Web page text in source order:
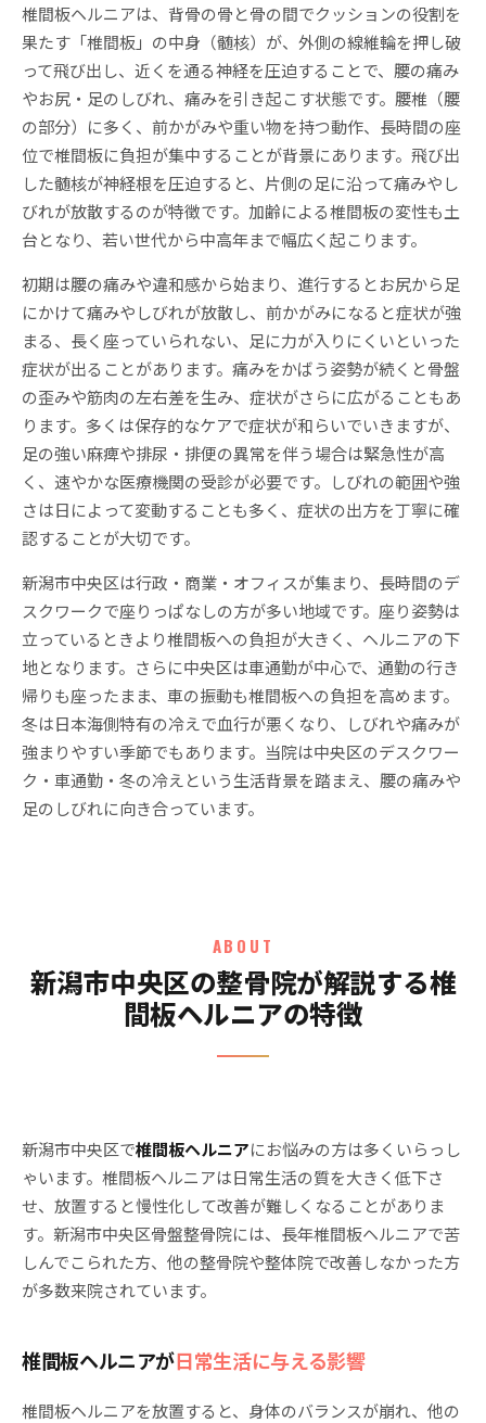
椎間板ヘルニアは、背骨の骨と骨の間でクッションの役割を
果たす「椎間板」の中身（髄核）が、外側の線維輪を押し破
って飛び出し、近くを通る神経を圧迫することで、腰の痛み
やお尻・足のしびれ、痛みを引き起こす状態です。腰椎（腰
の部分）に多く、前かがみや重い物を持つ動作、長時間の座
位で椎間板に負担が集中することが背景にあります。飛び出
した髄核が神経根を圧迫すると、片側の足に沿って痛みやし
びれが放散するのが特徴です。加齢による椎間板の変性も土
台となり、若い世代から中高年まで幅広く起こります。
初期は腰の痛みや違和感から始まり、進行するとお尻から足
にかけて痛みやしびれが放散し、前かがみになると症状が強
まる、長く座っていられない、足に力が入りにくいといった
症状が出ることがあります。痛みをかばう姿勢が続くと骨盤
の歪みや筋肉の左右差を生み、症状がさらに広がることもあ
ります。多くは保存的なケアで症状が和らいでいきますが、
足の強い麻痺や排尿・排便の異常を伴う場合は緊急性が高
く、速やかな医療機関の受診が必要です。しびれの範囲や強
さは日によって変動することも多く、症状の出方を丁寧に確
認することが大切です。
新潟市中央区は行政・商業・オフィスが集まり、長時間のデ
スクワークで座りっぱなしの方が多い地域です。座り姿勢は
立っているときより椎間板への負担が大きく、ヘルニアの下
地となります。さらに中央区は車通勤が中心で、通勤の行き
帰りも座ったまま、車の振動も椎間板への負担を高めます。
冬は日本海側特有の冷えで血行が悪くなり、しびれや痛みが
強まりやすい季節でもあります。当院は中央区のデスクワー
ク・車通勤・冬の冷えという生活背景を踏まえ、腰の痛みや
足のしびれに向き合っています。
ABOUT
新潟市中央区の整骨院が解説する椎
間板ヘルニアの特徴
新潟市中央区で椎間板ヘルニアにお悩みの方は多くいらっし
ゃいます。椎間板ヘルニアは日常生活の質を大きく低下さ
せ、放置すると慢性化して改善が難しくなることがありま
す。新潟市中央区骨盤整骨院には、長年椎間板ヘルニアで苦
しんでこられた方、他の整骨院や整体院で改善しなかった方
が多数来院されています。
椎間板ヘルニアが日常生活に与える影響
椎間板ヘルニアを放置すると、身体のバランスが崩れ、他の